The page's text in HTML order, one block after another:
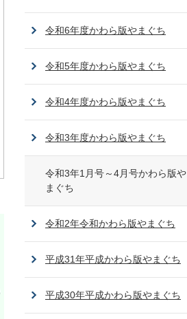
令和6年度かわら版やまぐち
令和5年度かわら版やまぐち
令和4年度かわら版やまぐち
令和3年度かわら版やまぐち
令和3年1月号～4月号かわら版や
まぐち
令和2年令和かわら版やまぐち
平成31年平成かわら版やまぐち
平成30年平成かわら版やまぐち